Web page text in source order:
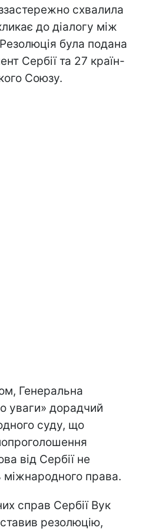
схвалила
до діалогу між
була подана
Сербії та 27 країн-
Союзу.
Генеральна
уваги» дорадчий
суду, що
від Сербії не
права.
справ Сербії Вук
резолюцію,